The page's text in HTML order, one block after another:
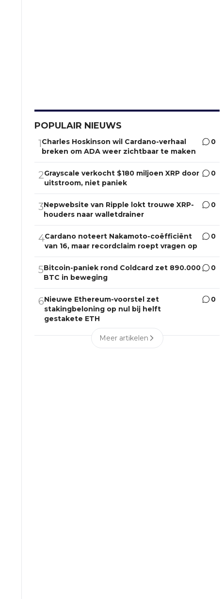
POPULAIR NIEUWS
1Charles Hoskinson wil Cardano-verhaal
breken om ADA weer zichtbaar te maken
0
2Grayscale verkocht $180 miljoen XRP door
uitstroom, niet paniek
0
3Nepwebsite van Ripple lokt trouwe XRP-
houders naar walletdrainer
0
4Cardano noteert Nakamoto-coëfficiënt
van 16, maar recordclaim roept vragen op
0
5Bitcoin-paniek rond Coldcard zet 890.000
BTC in beweging
0
6Nieuwe Ethereum-voorstel zet
stakingbeloning op nul bij helft
gestakete ETH
0
Meer artikelen